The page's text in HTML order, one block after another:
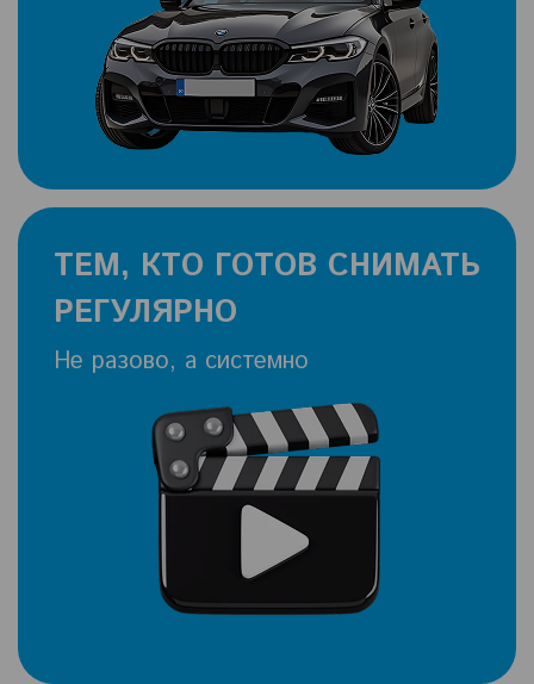
ТЕМ, КТО ГОТОВ СНИМАТЬ
РЕГУЛЯРНО
Не разово, а системно